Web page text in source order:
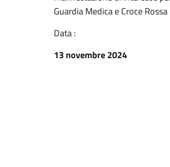
Guardia Medica e Croce Rossa
Data :
13 novembre 2024